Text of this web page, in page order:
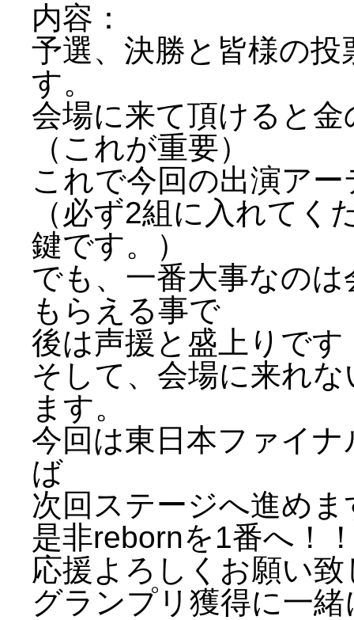
内容：
予選、決勝と皆様の
す。
会場に来て頂けると
（これが重要）
これで今回の出演ア
（必ず2組に入れてく
鍵です。）
でも、一番大事なの
もらえる事で
後は声援と盛上りです
そして、会場に来れ
ます。
今回は東日本ファイ
ば
次回ステージへ進めま
是非rebornを1番へ！
応援よろしくお願い
グランプリ獲得に一